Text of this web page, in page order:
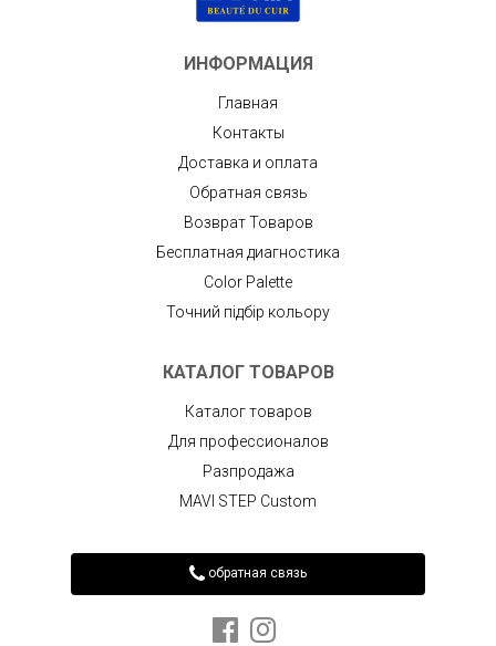
ИНФОРМАЦИЯ
Главная
Контакты
Доставка и оплата
Обратная связь
Возврат Товаров
Бесплатная диагностика
Color Palette
Точний підбір кольору
КАТАЛОГ ТОВАРОВ
Каталог товаров
Для профессионалов
Разпродажа
MAVI STEP Custom
обратная связь